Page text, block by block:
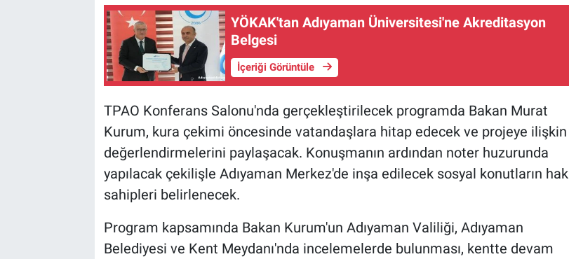
YÖKAK'tan Adıyaman Üniversitesi'ne Akreditasyon
Belgesi
İçeriği Görüntüle
TPAO Konferans Salonu'nda gerçekleştirilecek programda Bakan Murat
Kurum, kura çekimi öncesinde vatandaşlara hitap edecek ve projeye ilişkin
değerlendirmelerini paylaşacak. Konuşmanın ardından noter huzurunda
yapılacak çekilişle Adıyaman Merkez'de inşa edilecek sosyal konutların hak
sahipleri belirlenecek.
Program kapsamında Bakan Kurum'un Adıyaman Valiliği, Adıyaman
Belediyesi ve Kent Meydanı'nda incelemelerde bulunması, kentte devam